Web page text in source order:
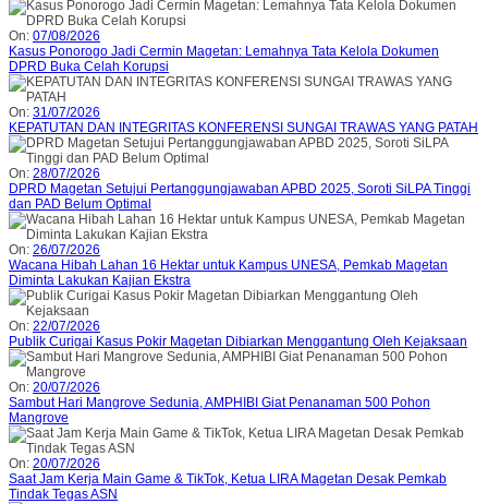
On: 07/08/2026
Kasus Ponorogo Jadi Cermin Magetan: Lemahnya Tata Kelola Dokumen
DPRD Buka Celah Korupsi
On: 31/07/2026
KEPATUTAN DAN INTEGRITAS KONFERENSI SUNGAI TRAWAS YANG PATAH
On: 28/07/2026
DPRD Magetan Setujui Pertanggungjawaban APBD 2025, Soroti SiLPA Tinggi
dan PAD Belum Optimal
On: 26/07/2026
Wacana Hibah Lahan 16 Hektar untuk Kampus UNESA, Pemkab Magetan
Diminta Lakukan Kajian Ekstra
On: 22/07/2026
Publik Curigai Kasus Pokir Magetan Dibiarkan Menggantung Oleh Kejaksaan
On: 20/07/2026
Sambut Hari Mangrove Sedunia, AMPHIBI Giat Penanaman 500 Pohon
Mangrove
On: 20/07/2026
Saat Jam Kerja Main Game & TikTok, Ketua LIRA Magetan Desak Pemkab
Tindak Tegas ASN